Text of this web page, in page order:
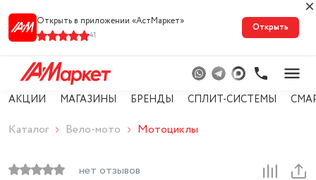
Открыть в приложении «АстМарке‪т‬»
41
Открыть
АКЦИИ МАГАЗИНЫ БРЕНДЫ СПЛИТ-СИСТЕМЫ
Каталог Вело-мото Мотоциклы
нет отзывов